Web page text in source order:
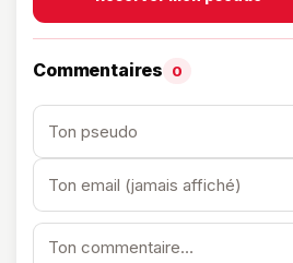
Commentaires 0